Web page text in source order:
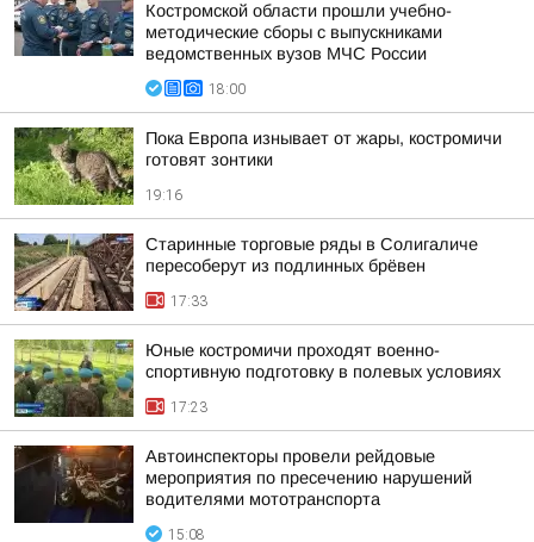
Костромской области прошли учебно-
методические сборы с выпускниками
ведомственных вузов МЧС России
18:00
Пока Европа изнывает от жары, костромичи
готовят зонтики
19:16
Старинные торговые ряды в Солигаличе
пересоберут из подлинных брёвен
17:33
Юные костромичи проходят военно-
спортивную подготовку в полевых условиях
17:23
Автоинспекторы провели рейдовые
мероприятия по пресечению нарушений
водителями мототранспорта
15:08